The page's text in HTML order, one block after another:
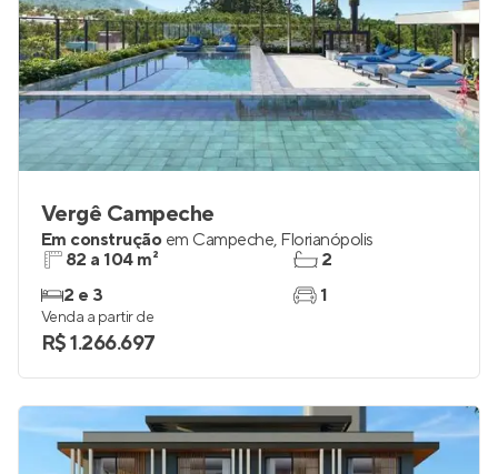
Vergê Campeche
Em construção em Campeche, Florianópolis
82 a 104 m²
2 e 3
2
1
Venda a partir de
R$ 1.266.697